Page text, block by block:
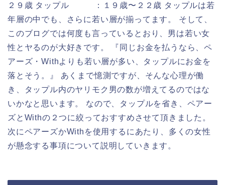
２９歳 タップル ：１９歳〜２２歳 タップルは若
年層の中でも、さらに若い層が揃ってます。 そして、
このブログでは何度も言っているとおり、男は若い女
性とヤるのが大好きです。 『同じお金を払うなら、ペ
アーズ・Withよりも若い層が多い、タップルにお金を
落とそう。』 あくまで憶測ですが、そんな心理が働
き、タップル内のヤリモク男の数が増えてるのではな
いかなと思います。 なので、タップルを省き、ペアー
ズとWithの２つに絞っておすすめさせて頂きました。
次にペアーズかWithを使用するにあたり、多くの女性
が懸念する事項について説明していきます。